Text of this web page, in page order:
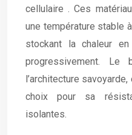
cellulaire . Ces
une température stable
stockant la chaleur
progressivement.
l’architecture
choix pour sa
isolantes.